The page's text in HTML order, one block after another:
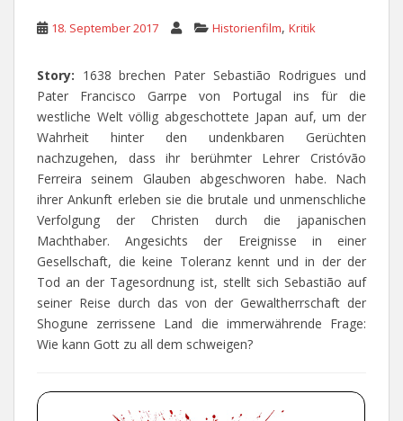
18. September 2017 Historienfilm, Kritik
Story: 1638 brechen Pater Sebastião Rodrigues und
Pater Francisco Garrpe von Portugal ins für die
westliche Welt völlig abgeschottete Japan auf, um der
Wahrheit hinter den undenkbaren Gerüchten
nachzugehen, dass ihr berühmter Lehrer Cristóvão
Ferreira seinem Glauben abgeschworen habe. Nach
ihrer Ankunft erleben sie die brutale und unmenschliche
Verfolgung der Christen durch die japanischen
Machthaber. Angesichts der Ereignisse in einer
Gesellschaft, die keine Toleranz kennt und in der der
Tod an der Tagesordnung ist, stellt sich Sebastião auf
seiner Reise durch das von der Gewaltherrschaft der
Shogune zerrissene Land die immerwährende Frage:
Wie kann Gott zu all dem schweigen?